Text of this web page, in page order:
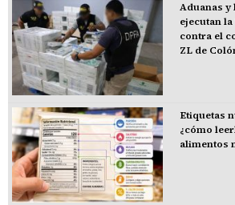
Aduanas y
ejecutan
contra el
ZL de
Etiquetas
¿cómo
alimentos